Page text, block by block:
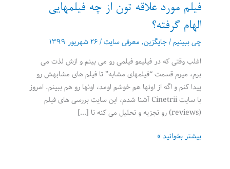
فیلم مورد علاقه تون از چه فیلمهایی
الهام گرفته؟
چی ببینیم/جایگزین, معرفی سایت/۲۶ شهریور ۱۳۹۹
اغلب وقتی که در فیلیمو فیلمی رو می بینم و ازش لذت می
برم، میرم قسمت “فیلمهای مشابه” تا فیلم های مشابهش رو
پیدا کنم و اگه از اونها هم خوشم اومد، اونها رو هم ببینم. امروز
با سایت Cinetrii آشنا شدم، این سایت بررسی های فیلم
(reviews) رو تجزیه و تحلیل می کنه تا […]
فیلم
بیشتر بخوانید »